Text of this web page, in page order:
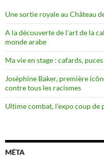
Une sortie royale au Château
A la découverte de l’art de la
monde arabe
Ma vie en stage : cafards,
Joséphine Baker, première
contre tous les racismes
Ultime combat, l’expo coup de
MÉTA